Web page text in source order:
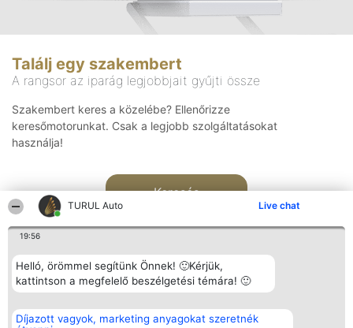
TURUL Auto Live chat
19:56
Helló, örömmel segítünk Önnek! 🙂Kérjük,
kattintson a megfelelő beszélgetési témára! 🙂
Díjazott vagyok, marketing anyagokat szeretnék
Találj egy szakembert
A rangsor az iparág legjobbjait gyűjti össze
Szakembert keres a közelébe? Ellenőrizze
keresőmotorunkat. Csak a legjobb szolgáltatásokat
használja!
Keresés
Rangsorszervező
SC Beautiful Company S.R.L.
Népszavazás
Nyertesek
Elérhetőség
Elérhetőség